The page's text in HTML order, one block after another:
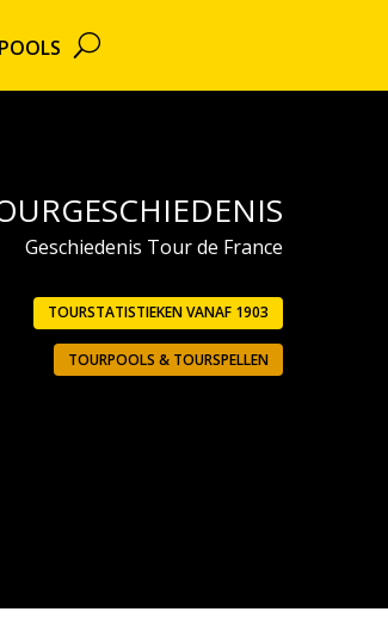
Geschiedenis Tour de France
TOURSTATISTIEKEN VANAF 1903
TOURPOOLS & TOURSPELLEN